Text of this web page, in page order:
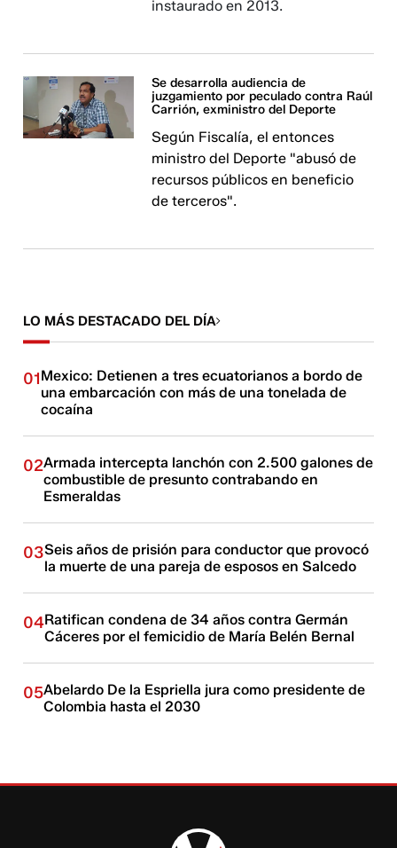
instaurado en 2013.
Se desarrolla audiencia de
juzgamiento por peculado contra Raúl
Carrión, exministro del Deporte
Según Fiscalía, el entonces
ministro del Deporte "abusó de
recursos públicos en beneficio
de terceros".
LO MÁS DESTACADO DEL DÍA
01Mexico: Detienen a tres ecuatorianos a bordo de
una embarcación con más de una tonelada de
cocaína
02Armada intercepta lanchón con 2.500 galones de
combustible de presunto contrabando en
Esmeraldas
03Seis años de prisión para conductor que provocó
la muerte de una pareja de esposos en Salcedo
04Ratifican condena de 34 años contra Germán
Cáceres por el femicidio de María Belén Bernal
05Abelardo De la Espriella jura como presidente de
Colombia hasta el 2030